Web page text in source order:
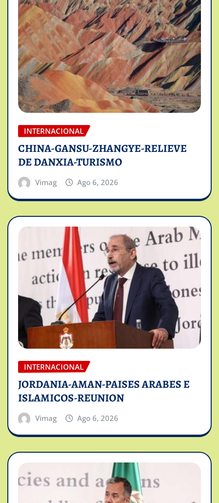
INTERNACIONAL
CHINA-GANSU-ZHANGYE-RELIEVE
DE DANXIA-TURISMO
Vimag Ago 6, 2026
INTERNACIONAL
JORDANIA-AMAN-PAISES ARABES E
ISLAMICOS-REUNION
Vimag Ago 6, 2026